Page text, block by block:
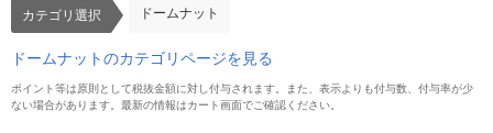
カテゴリ選択 ドームナット
ドームナットのカテゴリページを見る
ポイント等は原則として税抜金額に対し付与されます。また、表示よりも付与数、付与率が少
ない場合があります。最新の情報はカート画面でご確認ください。